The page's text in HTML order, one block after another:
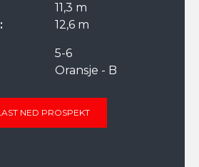
11,3 m
12,6 m
5-6
Oransje - B
NED PROSPEKT